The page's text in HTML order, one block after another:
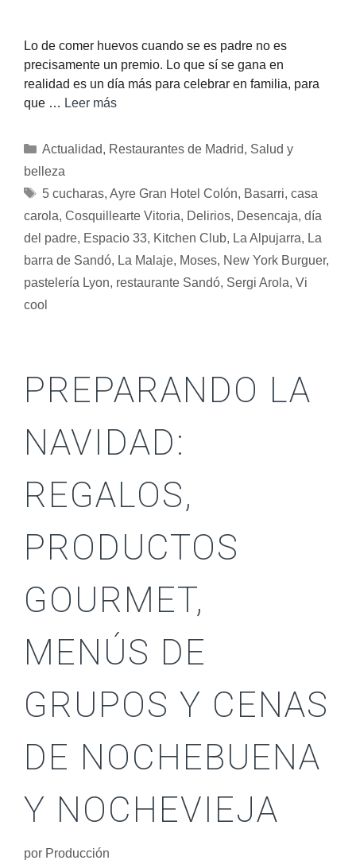
Lo de comer huevos cuando se es padre no es
precisamente un premio. Lo que sí se gana en
realidad es un día más para celebrar en familia, para
que … Leer más
Actualidad, Restaurantes de Madrid, Salud y
belleza
5 cucharas, Ayre Gran Hotel Colón, Basarri, casa
carola, Cosquillearte Vitoria, Delirios, Desencaja, día
del padre, Espacio 33, Kitchen Club, La Alpujarra, La
barra de Sandó, La Malaje, Moses, New York Burguer,
pastelería Lyon, restaurante Sandó, Sergi Arola, Vi
cool
PREPARANDO LA
NAVIDAD:
REGALOS,
PRODUCTOS
GOURMET,
MENÚS DE
GRUPOS Y CENAS
DE NOCHEBUENA
Y NOCHEVIEJA
por Producción